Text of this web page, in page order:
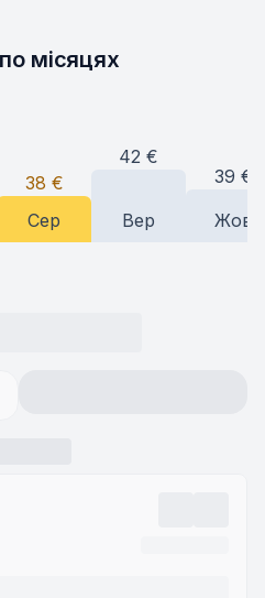
місяцях
38 €
Сер
42 €
Вер
39 €
Жов